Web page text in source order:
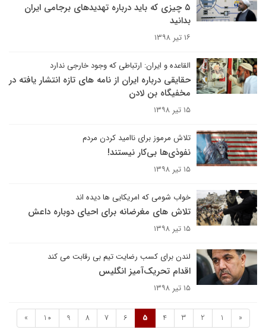
۵ چیزی که باید درباره تهدیدهای برجامی ایران
بدانید
۱۶ تیر ۱۳۹۸
القاعده و ایران: ارتباطی که وجود خارجی ندارد
حقایقی درباره ایران از نامه های تازه انتشار یافته در
مخفیگاه بن لادن
۱۵ تیر ۱۳۹۸
تلاش مرموز برای ناامید کردن مردم
نفوذی‌ها بی‌کار نیستند!
۱۵ تیر ۱۳۹۸
خواب شومی که امریکایی ها دیده اند
تلاش های مغرضانه برای احیای دوباره داعش
۱۵ تیر ۱۳۹۸
لندن برای کسب رضایت تیم بی رقابت می کند
اقدام تحریک‌آمیز انگلیس
۱۵ تیر ۱۳۹۸
«
1
2
3
4
5
6
7
8
9
10
»